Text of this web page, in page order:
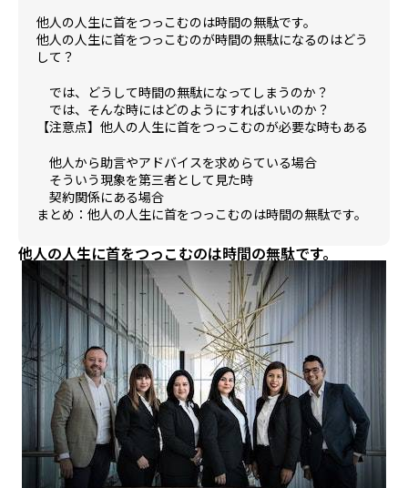
他人の人生に首をつっこむのは時間の無駄です。
他人の人生に首をつっこむのが時間の無駄になるのはどう
して？
では、どうして時間の無駄になってしまうのか？
では、そんな時にはどのようにすればいいのか？
【注意点】他人の人生に首をつっこむのが必要な時もある
他人から助言やアドバイスを求めらている場合
そういう現象を第三者として見た時
契約関係にある場合
まとめ：他人の人生に首をつっこむのは時間の無駄です。
他人の人生に首をつっこむのは時間の無駄です。